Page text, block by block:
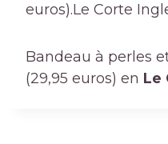
euros).Le Corte
Bandeau à perles
(29,95 euros) en Le